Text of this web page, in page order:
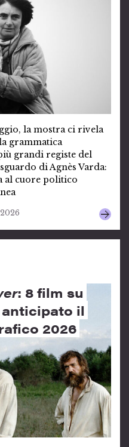
la mostra ci rivela
grammatica
grandi registe del
di Agnès Varda:
al cuore politico
: 8 film su
il
2026